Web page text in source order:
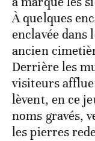
À quelques
enclavée dans
ancien
Derrière les
visiteurs
lèvent, en ce
noms gravés,
les pierres